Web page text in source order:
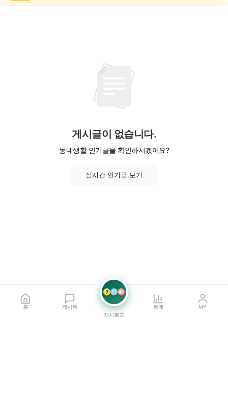
글
게시글이 없습니다.
동네생활 인기글을 확인하시겠어요?
실시간 인기글 보기
홈 캐시톡
7 21 42
캐시로또
통계 MY